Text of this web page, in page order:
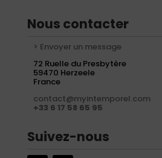
Nous contacter
> Envoyer un message
72 Ruelle du Presbytère
59470 Herzeele
France
contact@myintemporel.com
+33 6 17 58 65 95
Suivez-nous